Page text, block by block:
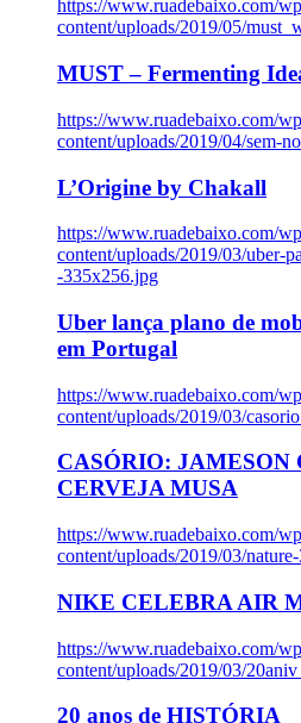
https://www.ruadebaixo.com/
content/uploads/2019/05/
MUST – Fermenting
https://www.ruadebaixo.com/
content/uploads/2019/04/sem-
L’Origine by Chakall
https://www.ruadebaixo.com/
content/uploads/2019/03/uber-
-335x256.jpg
Uber lança plano de
em Portugal
https://www.ruadebaixo.com/
content/uploads/2019/03/
CASÓRIO: JAMESON
CERVEJA MUSA
https://www.ruadebaixo.com/
content/uploads/2019/03/
NIKE CELEBRA AIR
https://www.ruadebaixo.com/
content/uploads/2019/03/
20 anos de HISTÓRIA